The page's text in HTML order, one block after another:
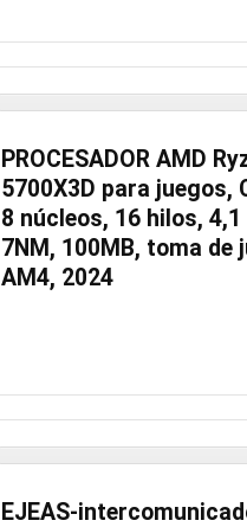
PROCESADOR AMD
5700X3D para juegos,
8 núcleos, 16 hilos, 4,1
7NM, 100MB, toma de
AM4, 2024
EJEAS-